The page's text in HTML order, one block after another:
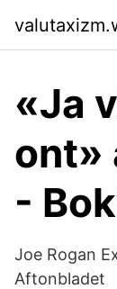
«Ja
ont»
-
Joe Rogan
Aftonbladet